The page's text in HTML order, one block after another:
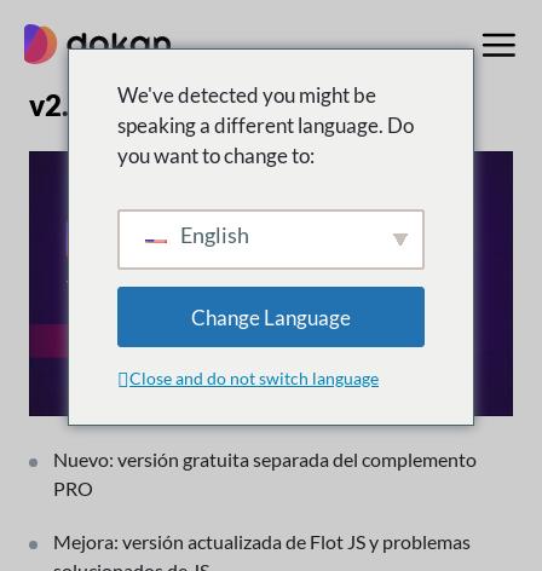
contenido
v2.5.3 | 12 de marzo de 2017
Nuevo: versión gratuita separada del complemento
PRO
Mejora: versión actualizada de Flot JS y problemas
We've detected you might be
speaking a different language. Do
you want to change to:
English
Change Language
Close and do not switch language